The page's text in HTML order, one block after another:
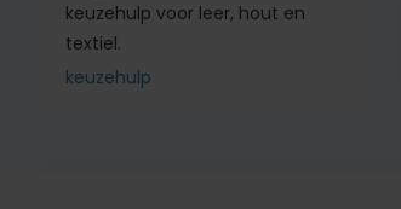
keuzehulp voor leer, hout en
textiel.
keuzehulp